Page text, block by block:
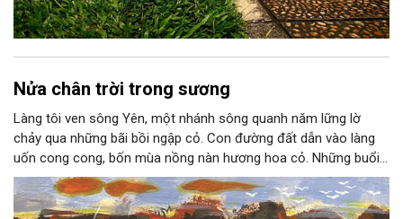
Nửa chân trời trong sương
Làng tôi ven sông Yên, một nhánh sông quanh năm lững lờ
chảy qua những bãi bồi ngập cỏ. Con đường đất dẫn vào làng
uốn cong cong, bốn mùa nồng nàn hương hoa cỏ. Những buổi
hoàng hôn, khi nắng đã dịu xuống phía cuối sông, đám hoa tím
lại thẫm màu như có ai vừa rắc lên một lớp khói.